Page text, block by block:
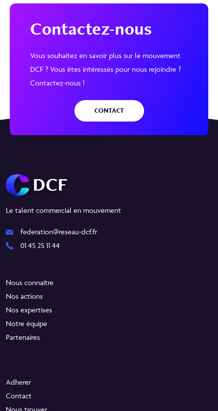
Contactez-nous
Vous souhaitez en savoir plus sur le mouvement
DCF ? Vous êtes intéressés pour nous rejoindre ?
Contactez-nous !
CONTACT
Le talent commercial en mouvement
federation@reseau-dcf.fr
01 45 25 11 44
Nous connaitre
Nos actions
Nos expertises
Notre équipe
Partenaires
Adherer
Contact